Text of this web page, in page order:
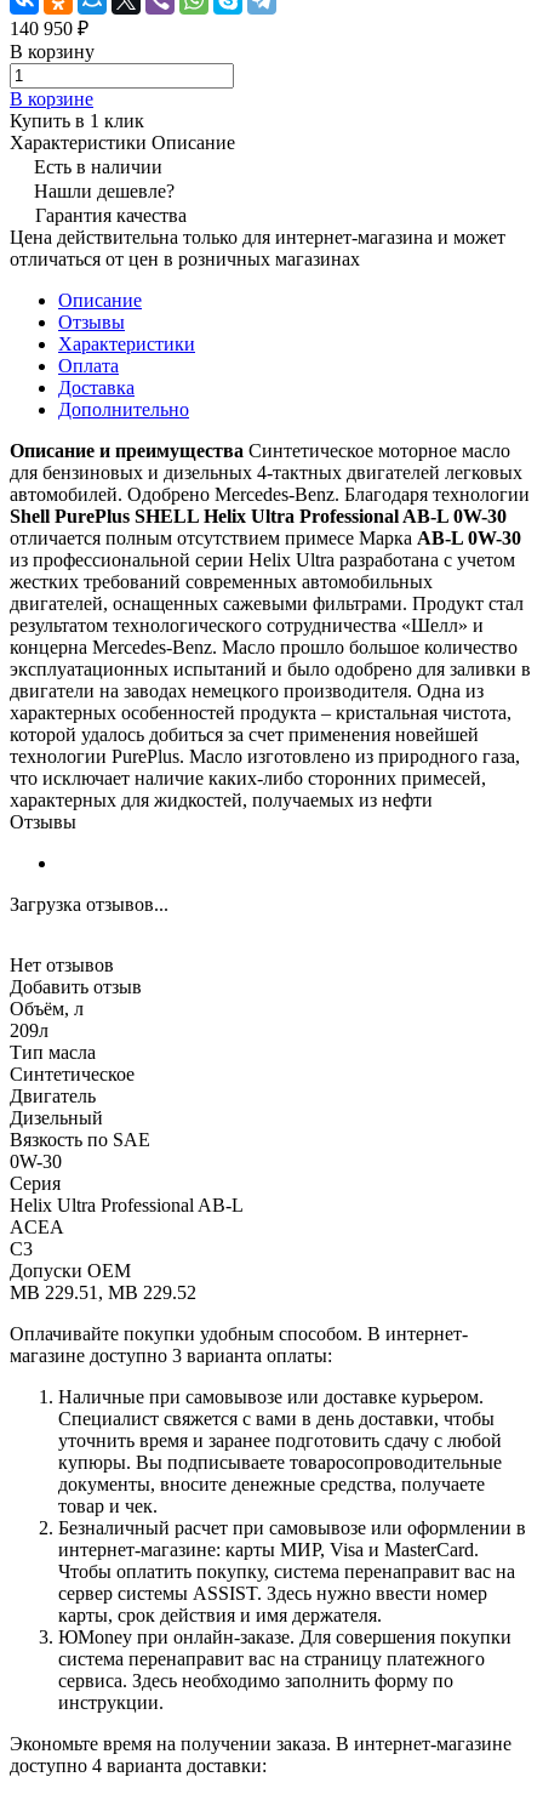
140 950 ₽
В корзину
В корзине
Купить в 1 клик
Характеристики Описание
Есть в наличии
Нашли дешевле?
Гарантия качества
Цена действительна только для интернет-магазина и может
отличаться от цен в розничных магазинах
Описание
Отзывы
Характеристики
Оплата
Доставка
Дополнительно
Описание и преимущества Синтетическое моторное масло
для бензиновых и дизельных 4-тактных двигателей легковых
автомобилей. Одобрено Mercedes-Benz. Благодаря технологии
Shell PurePlus SHELL Helix Ultra Professional AB-L 0W-30
отличается полным отсутствием примесе Марка AB-L 0W-30
из профессиональной серии Helix Ultra разработана с учетом
жестких требований современных автомобильных
двигателей, оснащенных сажевыми фильтрами. Продукт стал
результатом технологического сотрудничества «Шелл» и
концерна Mercedes-Benz. Масло прошло большое количество
эксплуатационных испытаний и было одобрено для заливки в
двигатели на заводах немецкого производителя. Одна из
характерных особенностей продукта – кристальная чистота,
которой удалось добиться за счет применения новейшей
технологии PurePlus. Масло изготовлено из природного газа,
что исключает наличие каких-либо сторонних примесей,
характерных для жидкостей, получаемых из нефти
Отзывы
Загрузка отзывов...
Нет отзывов
Добавить отзыв
Объём, л
209л
Тип масла
Синтетическое
Двигатель
Дизельный
Вязкость по SAE
0W-30
Серия
Helix Ultra Professional AB-L
ACEA
C3
Допуски OEM
MB 229.51, MB 229.52
Оплачивайте покупки удобным способом. В интернет-
магазине доступно 3 варианта оплаты:
Наличные при самовывозе или доставке курьером.
Специалист свяжется с вами в день доставки, чтобы
уточнить время и заранее подготовить сдачу с любой
купюры. Вы подписываете товаросопроводительные
документы, вносите денежные средства, получаете
товар и чек.
Безналичный расчет при самовывозе или оформлении в
интернет-магазине: карты МИР, Visa и MasterCard.
Чтобы оплатить покупку, система перенаправит вас на
сервер системы ASSIST. Здесь нужно ввести номер
карты, срок действия и имя держателя.
ЮMoney при онлайн-заказе. Для совершения покупки
система перенаправит вас на страницу платежного
сервиса. Здесь необходимо заполнить форму по
инструкции.
Экономьте время на получении заказа. В интернет-магазине
доступно 4 варианта доставки: